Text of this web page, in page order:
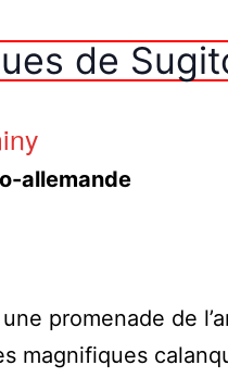
de
allemande
promenade de
magnifiques